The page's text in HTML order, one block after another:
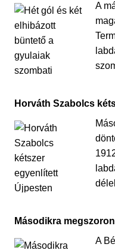
A
Horváth Szabolcs
Másodikra
A